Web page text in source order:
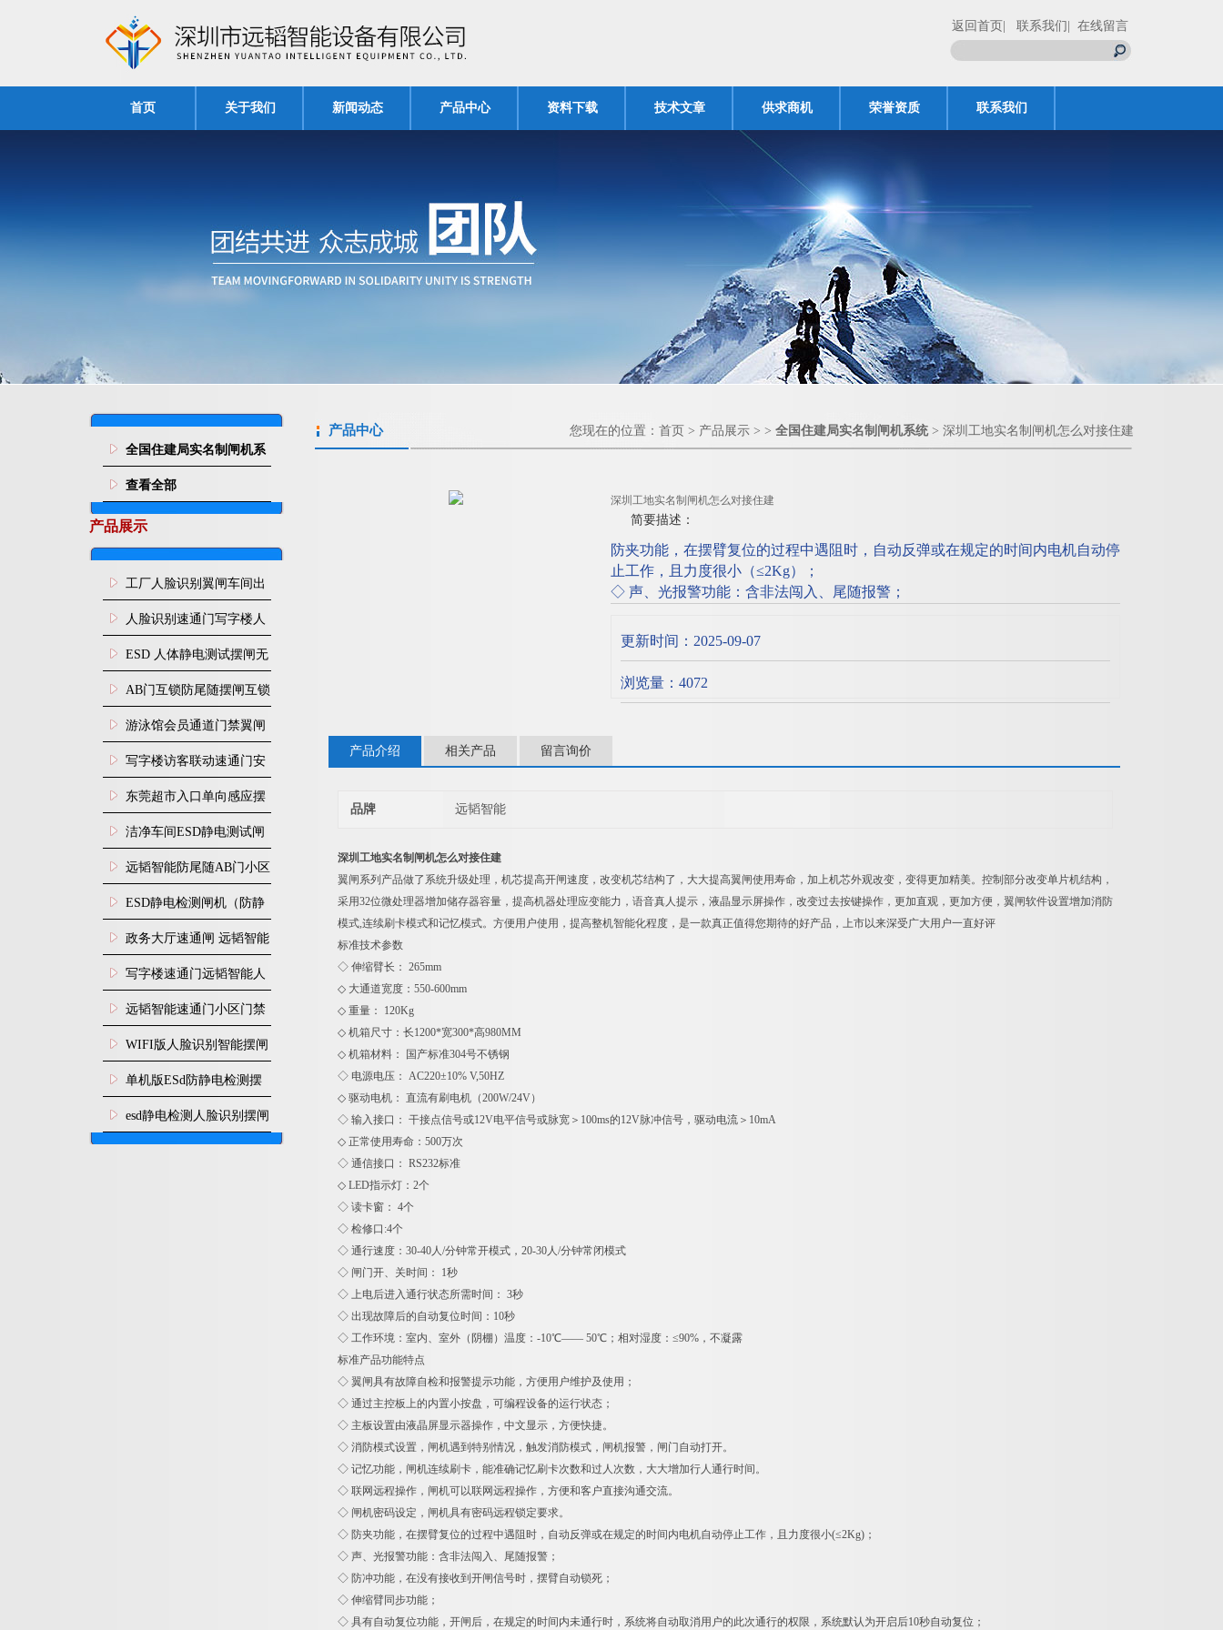
返回首页 | 联系我们 | 在线留言
首页 关于我们 新闻动态 产品中心 资料下载 技术文章 供求商机 荣誉资质 联系我们
全国住建局实名制闸机系
统
查看全部
产品展示
工厂人脸识别翼闸车间出
入口人行通道门禁
人脸识别速通门写字楼人
行通道闸门禁设备
ESD 人体静电测试摆闸无
尘车间防静电闸机
AB门互锁防尾随摆闸互锁
闸机
游泳馆会员通道门禁翼闸
写字楼访客联动速通门安
装
东莞超市入口单向感应摆
闸安装
洁净车间ESD静电测试闸
机
远韬智能防尾随AB门小区
门禁闸机安装
​ESD静电检测闸机（防静
电门禁通道系统）
政务大厅速通闸 远韬智能
防尾随静音速通门
写字楼速通门远韬智能人
脸识别快速通道闸
远韬智能速通门小区门禁
闸机食堂消费摆闸
WIFI版人脸识别智能摆闸
机
单机版ESd防静电检测摆
闸机
esd静电检测人脸识别摆闸
安装
产品中心 您现在的位置： 首页 > 产品展示 > > 全国住建局实名制闸机系统> 深圳工地实名制闸机怎么对接住建
深圳工地实名制闸机怎么对接住建
简要描述：
防夹功能，在摆臂复位的过程中遇阻时，自动反弹或在规定的时间内电机自动停
止工作，且力度很小（≤2Kg）；
◇ 声、光报警功能：含非法闯入、尾随报警；
怎么对接住建
更新时间：2025-09-07
浏览量：4072
产品介绍 相关产品 留言询价
品牌 远韬智能
深圳工地实名制闸机怎么对接住建
翼闸系列产品做了系统升级处理，机芯提高开闸速度，改变机芯结构了，大大提高翼闸使用寿命，加上机芯外观改变，变得更加精美。控制部分改变单片机结构，
采用32位微处理器增加储存器容量，提高机器处理应变能力，语音真人提示，液晶显示屏操作，改变过去按键操作，更加直观，更加方便，翼闸软件设置增加消防
模式,连续刷卡模式和记忆模式。方便用户使用，提高整机智能化程度，是一款真正值得您期待的好产品，上市以来深受广大用户一直好评
标准技术参数
◇ 伸缩臂长： 265mm
◇ 大通道宽度：550-600mm
◇ 重量： 120Kg
◇ 机箱尺寸：长1200*宽300*高980MM
◇ 机箱材料： 国产标准304号不锈钢
◇ 电源电压： AC220±10% V,50HZ
◇ 驱动电机： 直流有刷电机（200W/24V）
◇ 输入接口： 干接点信号或12V电平信号或脉宽＞100ms的12V脉冲信号，驱动电流＞10mA
◇ 正常使用寿命：500万次
◇ 通信接口： RS232标准
◇ LED指示灯：2个
◇ 读卡窗： 4个
◇ 检修口:4个
◇ 通行速度：30-40人/分钟常开模式，20-30人/分钟常闭模式
◇ 闸门开、关时间： 1秒
◇ 上电后进入通行状态所需时间： 3秒
◇ 出现故障后的自动复位时间：10秒
◇ 工作环境：室内、室外（阴棚）温度：-10℃—— 50℃；相对湿度：≤90%，不凝露
标准产品功能特点
◇ 翼闸具有故障自检和报警提示功能，方便用户维护及使用；
◇ 通过主控板上的内置小按盘，可编程设备的运行状态；
◇ 主板设置由液晶屏显示器操作，中文显示，方便快捷。
◇ 消防模式设置，闸机遇到特别情况，触发消防模式，闸机报警，闸门自动打开。
◇ 记忆功能，闸机连续刷卡，能准确记忆刷卡次数和过人次数，大大增加行人通行时间。
◇ 联网远程操作，闸机可以联网远程操作，方便和客户直接沟通交流。
◇ 闸机密码设定，闸机具有密码远程锁定要求。
◇ 防夹功能，在摆臂复位的过程中遇阻时，自动反弹或在规定的时间内电机自动停止工作，且力度很小(≤2Kg)；
◇ 声、光报警功能：含非法闯入、尾随报警；
◇ 防冲功能，在没有接收到开闸信号时，摆臂自动锁死；
◇ 伸缩臂同步功能；
◇ 具有自动复位功能，开闸后，在规定的时间内未通行时，系统将自动取消用户的此次通行的权限，系统默认为开启后10秒自动复位；